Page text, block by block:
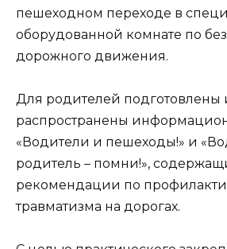
пешеходном переходе в
оборудованной комнате по
дорожного движения.
Для родителей подготовлены
распространены
«Водители и пешеходы!» и
родитель – помни!»,
рекомендации по
травматизма на дорогах.